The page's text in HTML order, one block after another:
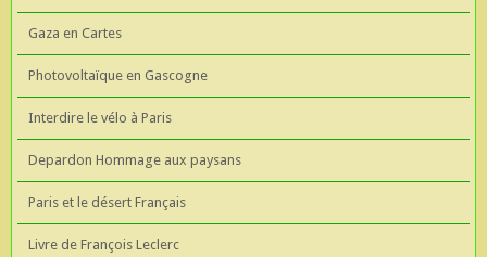
Gaza en Cartes
Photovoltaïque en Gascogne
Interdire le vélo à Paris
Depardon Hommage aux paysans
Paris et le désert Français
Livre de François Leclerc